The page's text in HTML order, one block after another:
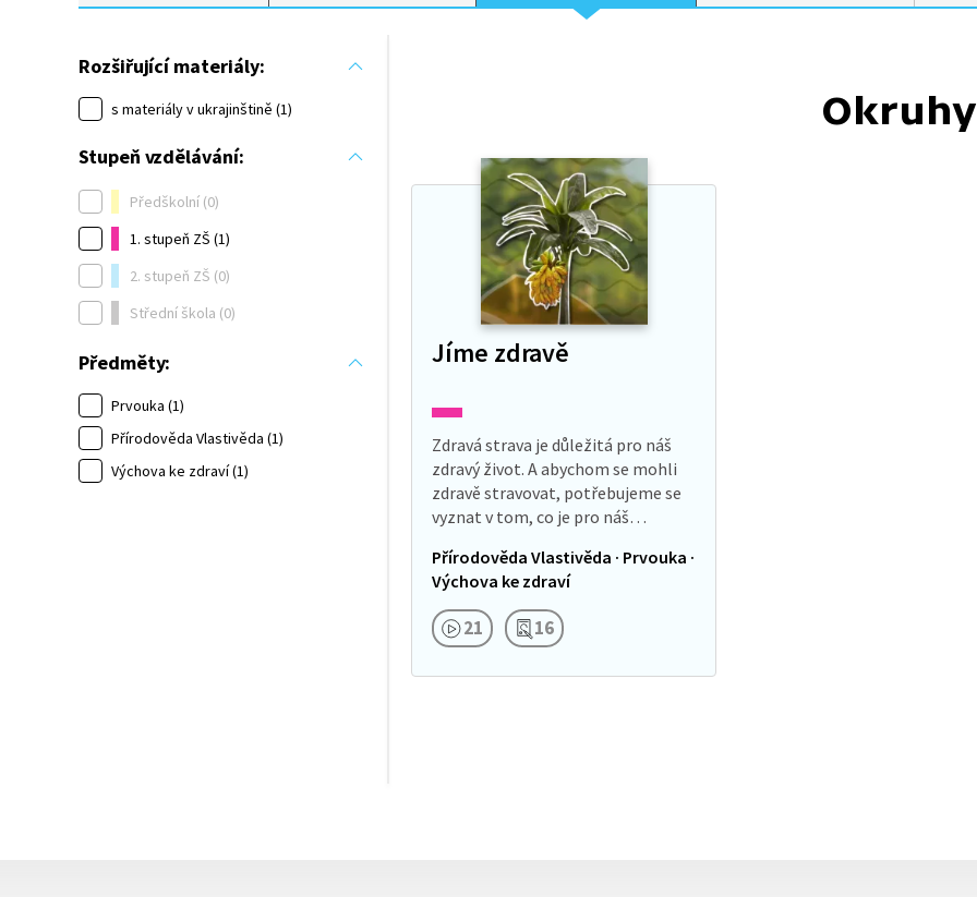
Rozšiřující materiály:
s materiály v ukrajinštině (1)
Stupeň vzdělávání:
Předškolní (0)
1. stupeň ZŠ (1)
2. stupeň ZŠ (0)
Střední škola (0)
Předměty:
Prvouka (1)
Přírodověda Vlastivěda (1)
Výchova ke zdraví (1)
Okruhy
Jíme zdravě
Zdravá strava je důležitá pro náš
zdravý život. A abychom se mohli
zdravě stravovat, potřebujeme se
vyznat v tom, co je pro náš
Navíc, dějiny potravin jsou plné…
Přírodověda Vlastivěda · Prvouka ·
Výchova ke zdraví
21 16